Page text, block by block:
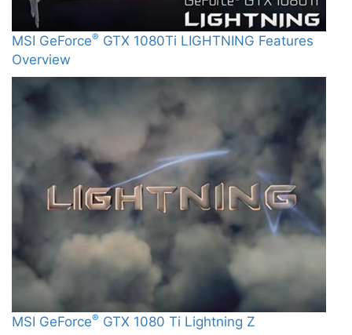
MSI GeForce® GTX 1080Ti LIGHTNING Features
Overview
MSI GeForce® GTX 1080 Ti Lightning Z